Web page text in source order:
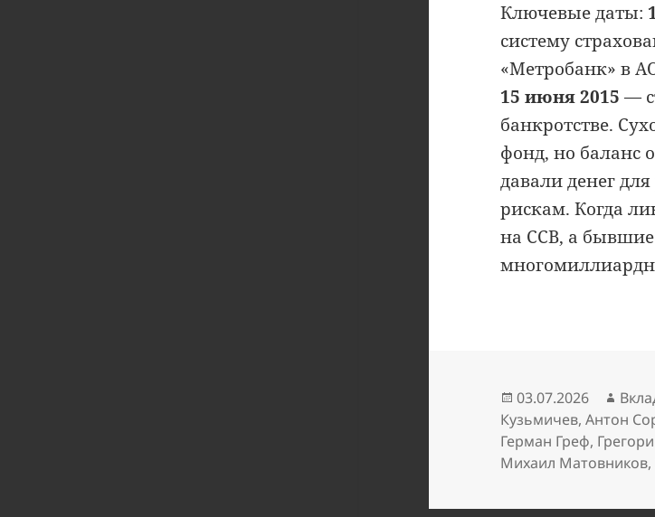
Ключевые даты:
систему
«Метробанк» в
15 июня 2015 —
банкротстве.
фонд, но баланс
давали денег
рискам. Когда
на ССВ, а
Опубликовано
03.07.2026
Кузьмичев,Антон
Герман Греф,
Михаил Матовников,